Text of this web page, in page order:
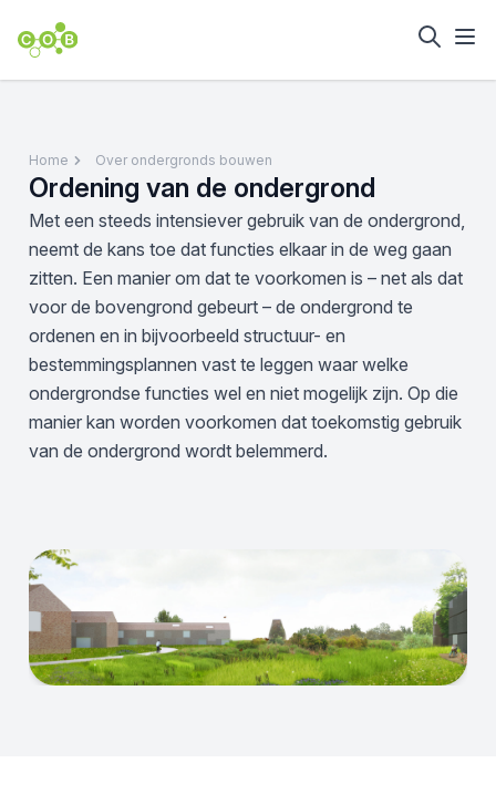
Home Over ondergronds bouwen
Ordening van de ondergrond
Met een steeds intensiever gebruik van de ondergrond,
neemt de kans toe dat functies elkaar in de weg gaan
zitten. Een manier om dat te voorkomen is – net als dat
voor de bovengrond gebeurt – de ondergrond te
ordenen en in bijvoorbeeld structuur- en
bestemmingsplannen vast te leggen waar welke
ondergrondse functies wel en niet mogelijk zijn. Op die
manier kan worden voorkomen dat toekomstig gebruik
van de ondergrond wordt belemmerd.